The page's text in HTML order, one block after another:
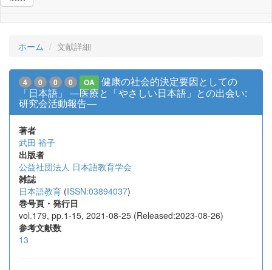
ホーム 文献詳細
4 0 0 0 OA
健康の社会的決定要因としての
「日本語」 ―医療と「やさしい日本語」との出会い:
研究会活動報告―
著者
武田 裕子
出版者
公益社団法人 日本語教育学会
雑誌
日本語教育 (ISSN:03894037)
巻号頁・発行日
vol.179, pp.1-15, 2021-08-25 (Released:2023-08-26)
参考文献数
13